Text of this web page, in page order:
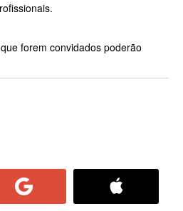
forem convidados poderão